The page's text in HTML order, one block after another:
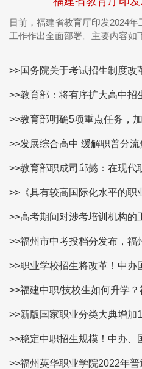
日前，福建省教育厅印发2024
工作作出全面部署。主要内容
>>国务院关于考试招生制度改
>>教育部：将有序扩大高中招
>>教育部明确5项重点任务，
>>发展综合高中 缓解职普分流
>>教育部职成司邱懿：在现代
>>《具有较高国际化水平的职
>>高考期间对涉考培训机构的
>>福州市中考投档分发布，福
>>职业学校招生将改革！中办
>>福建中职/技校生如何升学
>>新版国家职业分类大典增加
>>稳定中职招生规模！中办、
>>福州英华职业学院2022年